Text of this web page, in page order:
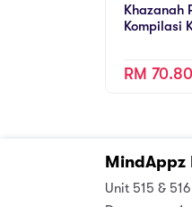
Khazanah
Kompilasi
RM 70.80
Unit 515 &